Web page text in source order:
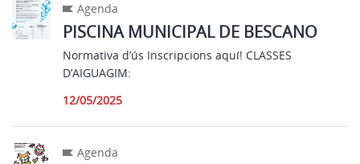
Agenda
PISCINA MUNICIPAL DE BESCANO
Normativa d’ús Inscripcions aquí! CLASSES
D’AIGUAGIM:
12/05/2025
Agenda